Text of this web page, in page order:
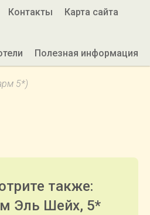
Контакты Карта сайта
Полезная информация
5*)
также:
Эль Шейх, 5*